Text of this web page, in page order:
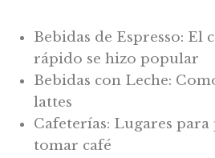
Bebidas de Espresso: El
rápido se hizo popular
Bebidas con Leche:
lattes
Cafeterías: Lugares para
tomar café